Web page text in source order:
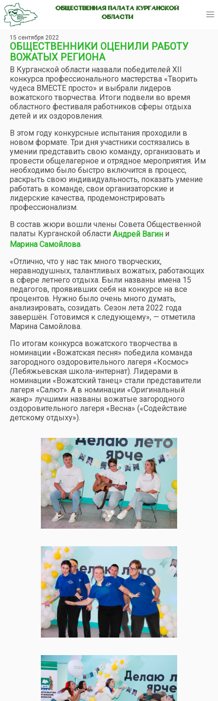
ОБЩЕСТВЕННАЯ ПАЛАТА КУРГАНСКОЙ
ОБЛАСТИ
15 сентября 2022
ОБЩЕСТВЕННИКИ ОЦЕНИЛИ РАБОТУ
ВОЖАТЫХ РЕГИОНА
В Курганской области назвали победителей XII
конкурса профессионального мастерства «Творить
чудеса ВМЕСТЕ просто» и выбрали лидеров
вожатского творчества. Итоги подвели во время
областного фестиваля работников сферы отдыха
детей и их оздоровления.
В этом году конкурсные испытания проходили в
новом формате. Три дня участники состязались в
умении представить свою команду, организовать и
провести общелагерное и отрядное мероприятия. Им
необходимо было быстро включится в процесс,
раскрыть свою индивидуальность, показать умение
работать в команде, свои организаторские и
лидерские качества, продемонстрировать
профессионализм.
В состав жюри вошли члены Совета Общественной
палаты Курганской области Андрей Вагин и
Марина Самойлова.
«Отлично, что у нас так много творческих,
неравнодушных, талантливых вожатых, работающих
в сфере летнего отдыха. Были названы имена 15
педагогов, проявивших себя на конкурсе на все
процентов. Нужно было очень много думать,
анализировать, созидать. Сезон лета 2022 года
завершён. Готовимся к следующему», — отметила
Марина Самойлова.
По итогам конкурса вожатского творчества в
номинации «Вожатская песня» победила команда
загородного оздоровительного лагеря «Космос»
(Лебяжьевская школа-интернат). Лидерами в
номинации «Вожатский танец» стали представители
лагеря «Салют». А в номинации «Оригинальный
жанр» лучшими названы вожатые загородного
оздоровительного лагеря «Весна» («Содействие
детскому отдыху»).